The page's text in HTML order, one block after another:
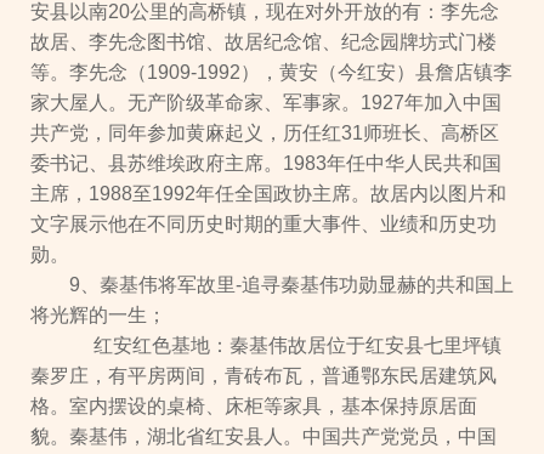
安县以南20公里的高桥镇，现在对外开放的有：李先念
故居、李先念图书馆、故居纪念馆、纪念园牌坊式门楼
等。李先念（1909-1992），黄安（今红安）县詹店镇李
家大屋人。无产阶级革命家、军事家。1927年加入中国
共产党，同年参加黄麻起义，历任红31师班长、高桥区
委书记、县苏维埃政府主席。1983年任中华人民共和国
主席，1988至1992年任全国政协主席。故居内以图片和
文字展示他在不同历史时期的重大事件、业绩和历史功
勋。
9、秦基伟将军故里-追寻秦基伟功勋显赫的共和国上
将光辉的一生；
红安红色基地：秦基伟故居位于红安县七里坪镇
秦罗庄，有平房两间，青砖布瓦，普通鄂东民居建筑风
格。室内摆设的桌椅、床柜等家具，基本保持原居面
貌。秦基伟，湖北省红安县人。中国共产党党员，中国